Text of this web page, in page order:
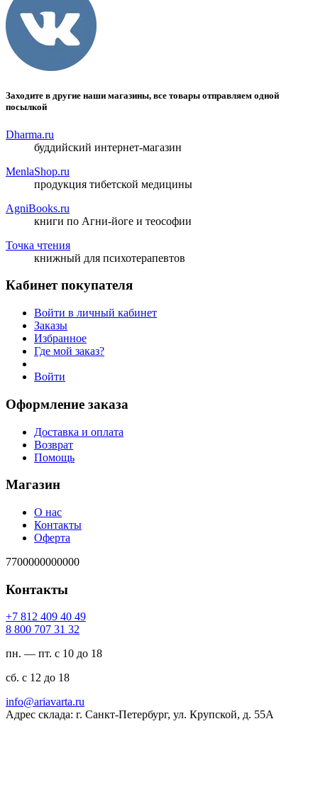
Заходите в другие наши магазины, все товары отправляем одной
посылкой
Dharma.ru
буддийский интернет-магазин
MenlaShop.ru
продукция тибетской медицины
AgniBooks.ru
книги по Агни-йоге и теософии
Точка чтения
книжный для психотерапевтов
Кабинет покупателя
Войти в личный кабинет
Заказы
Избранное
Где мой заказ?
Войти
Оформление заказа
Доставка и оплата
Возврат
Помощь
Магазин
О нас
Контакты
Оферта
7700000000000
Контакты
94 04 904 218 7+
23 13 707 008 8
пн. — пт. с 10 до 18
сб. с 12 до 18
ur.atravaira@ofni
Адрес склада: г. Санкт-Петербург, ул. Крупской, д. 55А